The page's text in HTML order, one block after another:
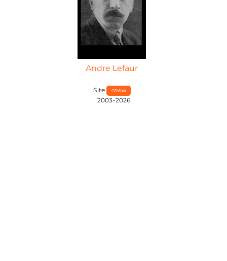
Andre Lefaur
Site GDWeb
2003-2026